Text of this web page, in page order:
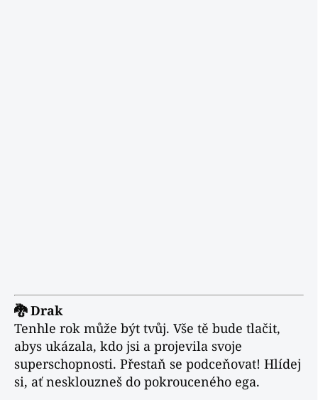
🐉 Drak
Tenhle rok může být tvůj. Vše tě bude tlačit,
abys ukázala, kdo jsi a projevila svoje
superschopnosti. Přestaň se podceňovat! Hlídej
si, ať nesklouzneš do pokrouceného ega.